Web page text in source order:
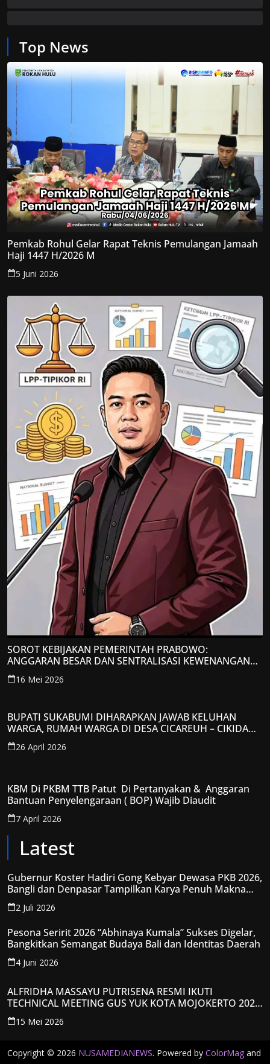
Top News
Pemkab Rohul Gelar Rapat Teknis Pemulangan Jamaah
Haji 1447 H/2026 M
5 Juni 2026
SOROT KEBIJAKAN PEMERINTAH PRABOWO:
ANGGARAN BESAR DAN SENTRALISASI KEWENANGAN
JADI PERHATIAN; LPP-TIPIKOR RI BERIKAN TANGGAPAN
KRITIS
16 Mei 2026
BUPATI SUKABUMI DIHARAPKAN JAWAB KELUHAN
WARGA, RUMAH WARGA DI DESA CICAREUH – CIKIDANG
DIAMBRUKAN
26 April 2026
KBM Di PKBM TTB Patut Di Pertanyakan & Anggaran
Bantuan Penyelengaraan ( BOP) Wajib Diaudit
7 April 2026
Latest
Gubernur Koster Hadiri Gong Kebyar Dewasa PKB 2026,
Bangli dan Denpasar Tampilkan Karya Penuh Makna
Spiritual
2 Juli 2026
Pesona Seririt 2026 “Abhinaya Kumala” Sukses Digelar,
Bangkitkan Semangat Budaya Bali dan Identitas Daerah
4 Juni 2026
ALFRIDHA MASSAYU PUTRISENA RESMI IKUTI
TECHNICAL MEETING GUS YUK KOTA MOJOKERTO 2026,
KANTONGI NOMOR PESERTA Y008
15 Mei 2026
Copyright © 2026 NUSAMEDIANEWS. Powered by ColorMag and